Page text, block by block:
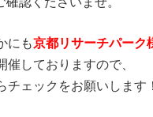
にも京都リサーチパーク
しておりますので、
チェックをお願いします！